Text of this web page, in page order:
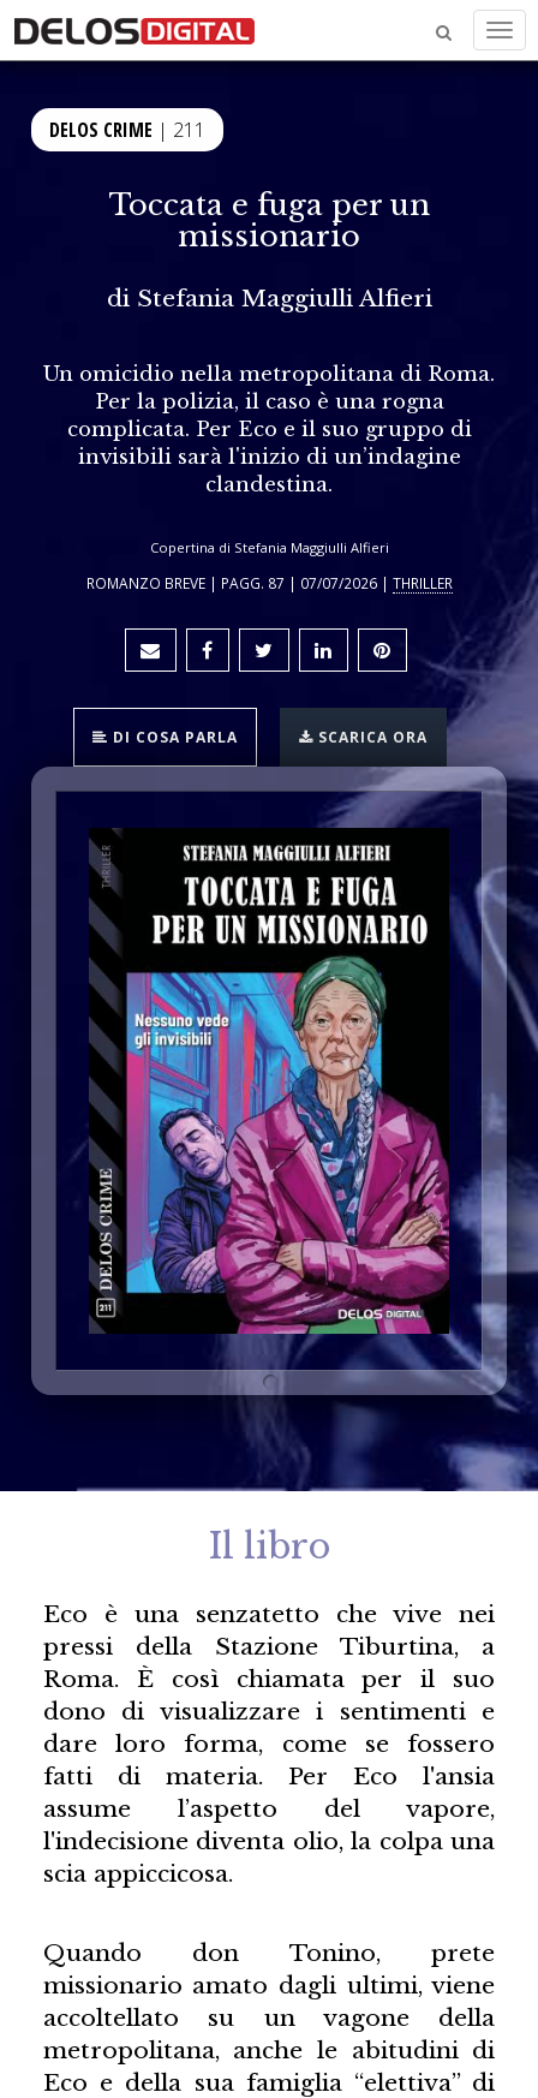
DELOS CRIME | 211
Toccata e fuga per un
missionario
di Stefania Maggiulli Alfieri
Un omicidio nella metropolitana di Roma.
Per la polizia, il caso è una rogna
complicata. Per Eco e il suo gruppo di
invisibili sarà l'inizio di un’indagine
clandestina.
Copertina di Stefania Maggiulli Alfieri
ROMANZO BREVE | PAGG. 87 | 07/07/2026 | THRILLER
DI COSA PARLA SCARICA ORA
Il libro
Eco è una senzatetto che vive nei
pressi della Stazione Tiburtina, a
Roma. È così chiamata per il suo
dono di visualizzare i sentimenti e
dare loro forma, come se fossero
fatti di materia. Per Eco l'ansia
assume l’aspetto del vapore,
l'indecisione diventa olio, la colpa una
scia appiccicosa.
Quando don Tonino, prete
missionario amato dagli ultimi, viene
accoltellato su un vagone della
metropolitana, anche le abitudini di
Eco e della sua famiglia “elettiva” di